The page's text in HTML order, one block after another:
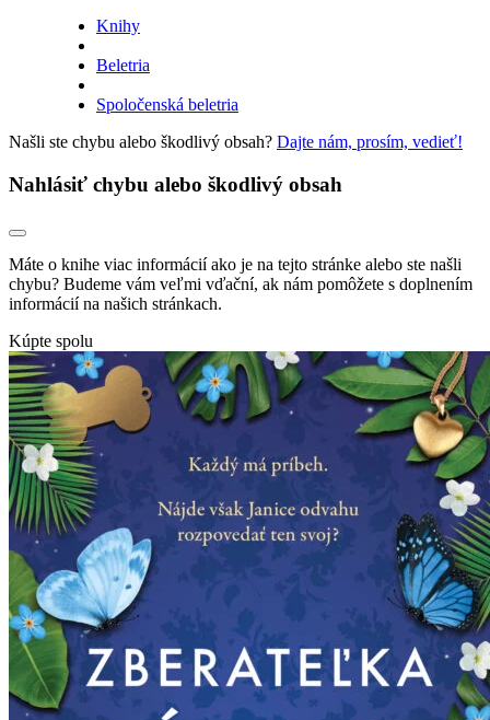
Knihy
Beletria
Spoločenská beletria
Našli ste chybu alebo škodlivý obsah? Dajte nám, prosím, vedieť!
Nahlásiť chybu alebo škodlivý obsah
Máte o knihe viac informácií ako je na tejto stránke alebo ste našli
chybu? Budeme vám veľmi vďační, ak nám pomôžete s doplnením
informácií na našich stránkach.
Kúpte spolu